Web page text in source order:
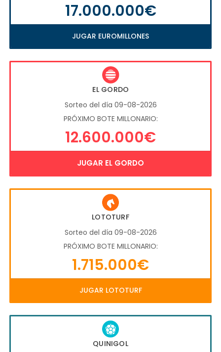
17.000.000€
JUGAR EUROMILLONES
EL GORDO
Sorteo del día 09-08-2026
PRÓXIMO BOTE MILLONARIO:
12.600.000€
JUGAR EL GORDO
LOTOTURF
Sorteo del día 09-08-2026
PRÓXIMO BOTE MILLONARIO:
1.715.000€
JUGAR LOTOTURF
QUINIGOL